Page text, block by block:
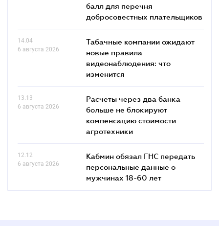
балл для перечня
добросовестных плательщиков
14.04
6 августа 2026
Табачные компании ожидают
новые правила
видеонаблюдения: что
изменится
13.13
6 августа 2026
Расчеты через два банка
больше не блокируют
компенсацию стоимости
агротехники
12.12
6 августа 2026
Кабмин обязал ГНС передать
персональные данные о
мужчинах 18-60 лет